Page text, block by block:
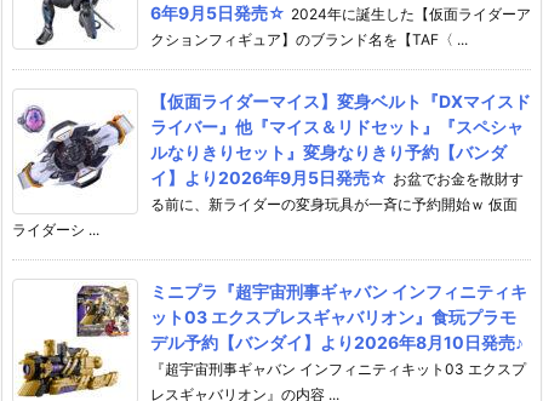
6年9月5日発売☆ 2024年に誕生した【仮面ライダーア
クションフィギュア】のブランド名を【TAF〈 ...
【仮面ライダーマイス】変身ベルト『DXマイスド
ライバー』他『マイス＆リドセット』『スペシャ
ルなりきりセット』変身なりきり予約【バンダ
イ】より2026年9月5日発売☆ お盆でお金を散財す
る前に、新ライダーの変身玩具が一斉に予約開始ｗ 仮面
ライダーシ ...
ミニプラ『超宇宙刑事ギャバン インフィニティキ
ット03 エクスプレスギャバリオン』食玩プラモ
デル予約【バンダイ】より2026年8月10日発売♪
『超宇宙刑事ギャバン インフィニティキット03 エクスプ
レスギャバリオン』の内容 ...